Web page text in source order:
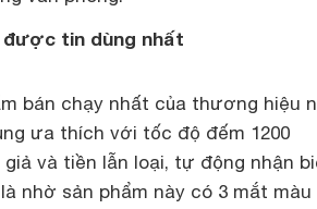
được tin dùng nhất
bán chạy nhất của thương hiệu
ưa thích với tốc độ đếm 1200
và tiền lẫn loại, tự động nhận
nhờ sản phẩm này có 3 mắt màu